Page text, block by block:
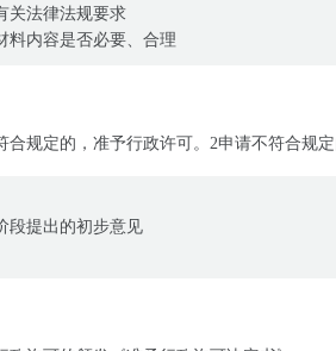
关法律法规要求
料内容是否必要、合理
合规定的，准予行政许可。2申请不符合规
段提出的初步意见